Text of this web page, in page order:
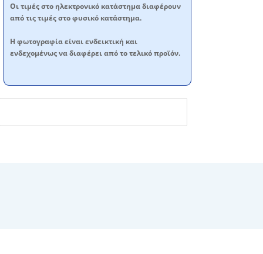
Oι τιμές στο ηλεκτρονικό κατάστημα διαφέρουν
από τις τιμές στο φυσικό κατάστημα.
Η φωτογραφία είναι ενδεικτική και
ενδεχομένως να διαφέρει από το τελικό προϊόν.